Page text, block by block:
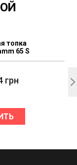
топка
65 S
грн